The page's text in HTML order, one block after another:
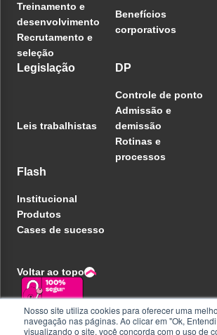
Nosso site utiliza cookies para oferecer uma
navegação nas páginas. Ao clicar em "Ok,
visualizando o site, você concorda com o uso de
Treinamento e
desenvolvimento
Recrutamento e
seleção
Benefícios
corporativos
Legislação
Leis trabalhistas
DP
Controle de ponto
Admissão e
demissão
Rotinas e
processos
Flash
Institucional
Produtos
Cases de sucesso
Voltar ao topo
Política de privacidade